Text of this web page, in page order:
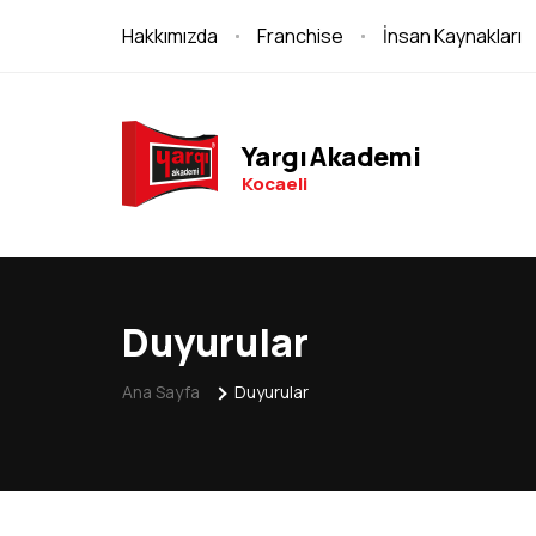
Hakkımızda Franchise İnsan Kaynakları
Yargı Akademi
Kocaeli
Duyurular
Ana Sayfa Duyurular